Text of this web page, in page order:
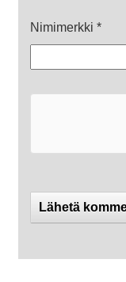
Nimimerkki *